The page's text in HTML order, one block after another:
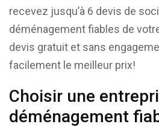
recevez jusqu’à 6 devis de
déménagement fiables de
devis gratuit et sans
facilement le meilleur prix!
Choisir une
déménagement